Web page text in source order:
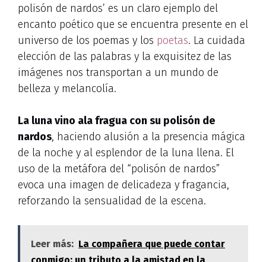
polisón de nardos’ es un claro ejemplo del
encanto poético que se encuentra presente en el
universo de los poemas y los poetas. La cuidada
elección de las palabras y la exquisitez de las
imágenes nos transportan a un mundo de
belleza y melancolía.
La luna vino ala fragua con su polisón de
nardos, haciendo alusión a la presencia mágica
de la noche y al esplendor de la luna llena. El
uso de la metáfora del “polisón de nardos”
evoca una imagen de delicadeza y fragancia,
reforzando la sensualidad de la escena.
Leer más: La compañera que puede contar